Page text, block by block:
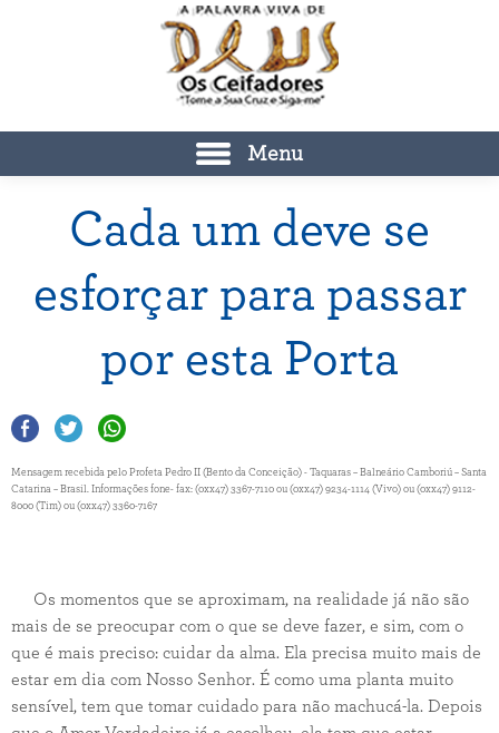
Menu
Cada um deve se
esforçar para passar
por esta Porta
Mensagem recebida pelo Profeta Pedro II (Bento da Conceição) - Taquaras – Balneário Camboriú – Santa
Catarina – Brasil. Informações fone- fax: (0xx47) 3367-7110 ou (0xx47) 9234-1114 (Vivo) ou (0xx47) 9112-
8000 (Tim) ou (0xx47) 3360-7167
Os momentos que se aproximam, na realidade já não são
mais de se preocupar com o que se deve fazer, e sim, com o
que é mais preciso: cuidar da alma. Ela precisa muito mais de
estar em dia com Nosso Senhor. É como uma planta muito
sensível, tem que tomar cuidado para não machucá-la. Depois